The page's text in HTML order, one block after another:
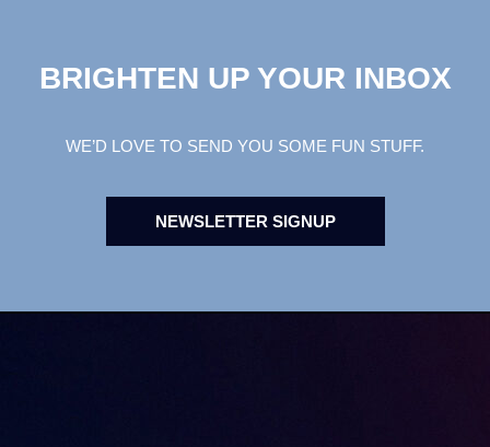
BRIGHTEN UP YOUR INBOX
WE’D LOVE TO SEND YOU SOME FUN STUFF.
NEWSLETTER SIGNUP